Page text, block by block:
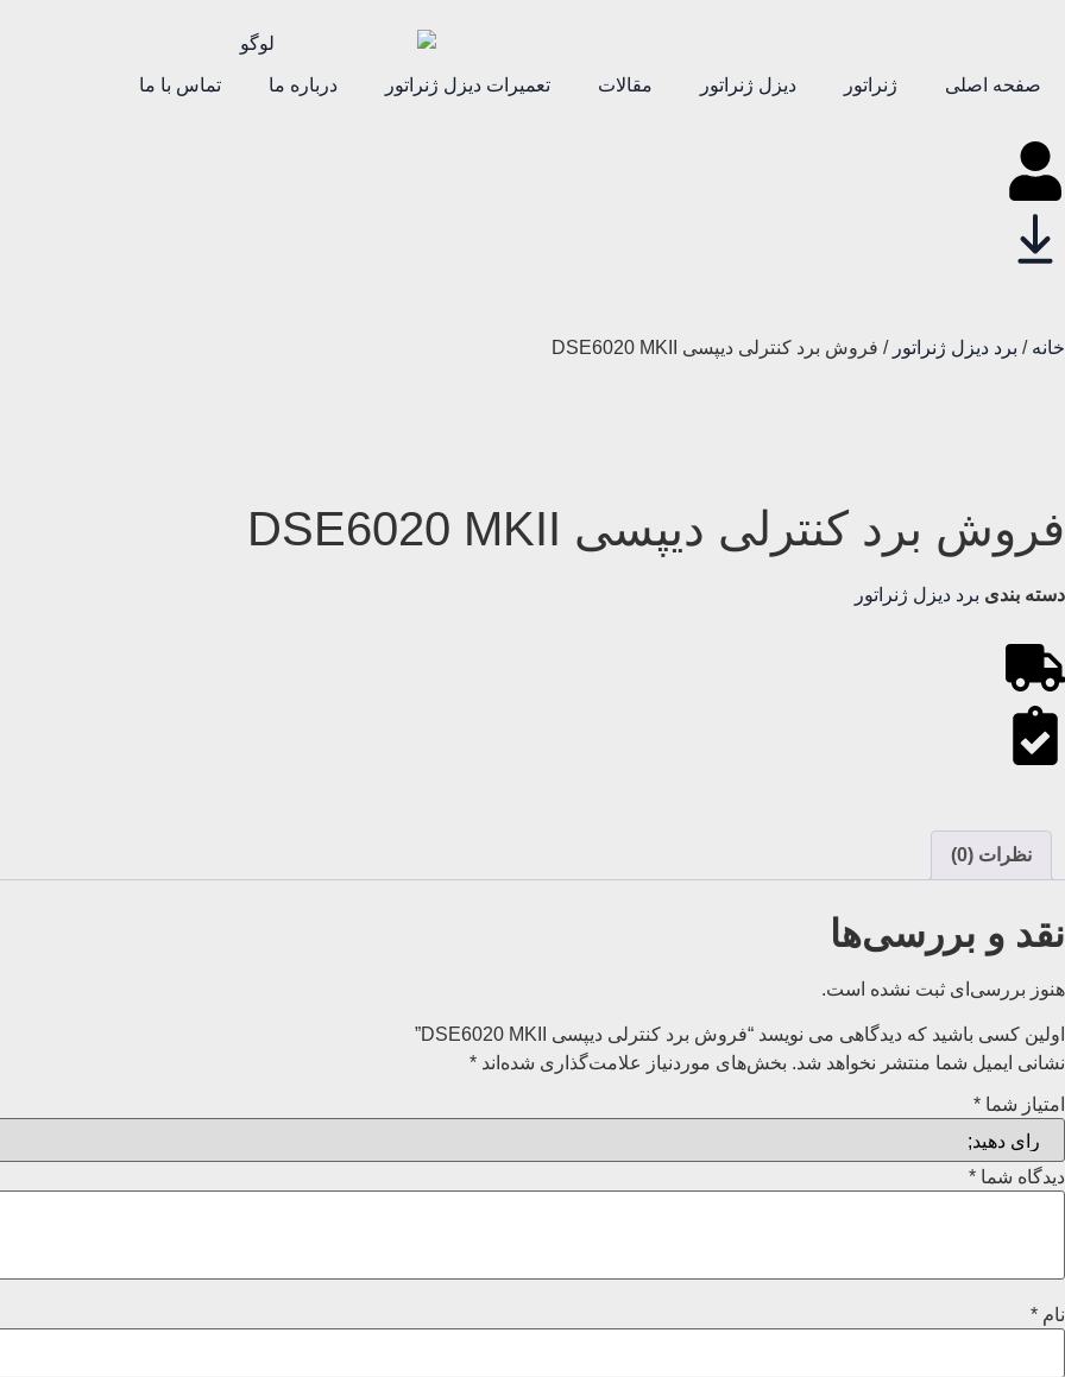
صفحه اصلی ژنراتور دیزل ژنراتور مقالات تعمیرات دیزل ژنراتور درباره ما تماس با ما
خانه / برد دیزل ژنراتور / فروش برد کنترلی دیپسی DSE6020 MKII
فروش برد کنترلی دیپسی DSE6020 MKII
دسته بندی برد دیزل ژنراتور
نظرات (0)
نقد و بررسی‌ها
هنوز بررسی‌ای ثبت نشده است.
اولین کسی باشید که دیدگاهی می نویسد “فروش برد کنترلی دیپسی DSE6020 MKII”
نشانی ایمیل شما منتشر نخواهد شد. بخش‌های موردنیاز علامت‌گذاری شده‌اند *
امتیاز شما *
دیدگاه شما *
نام *